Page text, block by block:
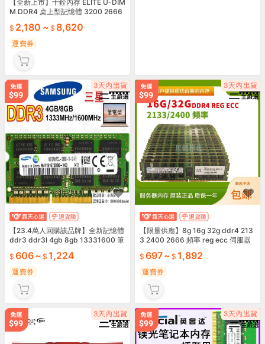
【全新上市】十銓內存 ELITE U-DIM
M DDR4 桌上型記憶體 3200 2666
2,180 ~ 8,620
運費券
【23.4萬人回購該品牌】全新記憶體
ddr3 ddr3l 4gb 8gb 13331600 筆
606~ 1,224
運費券
【限量供應】8g 16g 32g ddr4 213
3 2400 2666 頻率 reg ecc 伺服器
697~ 1,892
運費券